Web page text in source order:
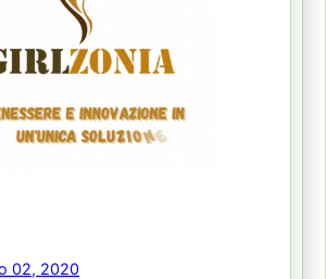
02, 2020